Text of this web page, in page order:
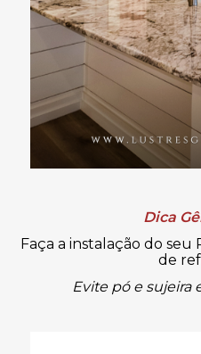
Dica
Faça a instalação do
de
Evite pó e sujeira